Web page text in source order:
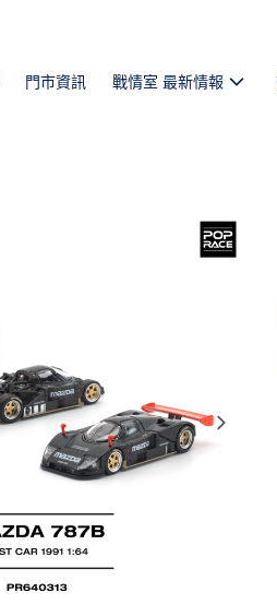
門市資訊 戰情室 最新情報